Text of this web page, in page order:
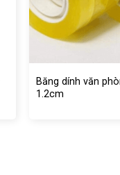
Băng dính văn
1.2cm